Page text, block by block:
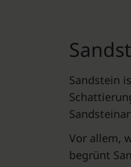
Sandstein
Vor allem,
begrünt